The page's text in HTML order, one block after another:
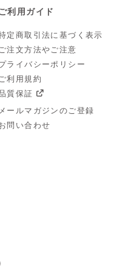
利用ガイド
定商取引法に基づく表示
注文方法やご注意
ライバシーポリシー
利用規約
質保証
メールマガジンのご登録
問い合わせ